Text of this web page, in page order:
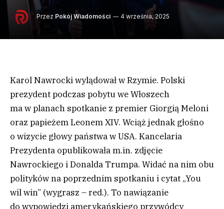
Przez Pokój Wiadomości 4 września, 2025
Karol Nawrocki wylądował w Rzymie. Polski
prezydent podczas pobytu we Włoszech
ma w planach spotkanie z premier Giorgią Meloni
oraz papieżem Leonem XIV. Wciąż jednak głośno
o wizycie głowy państwa w USA. Kancelaria
Prezydenta opublikowała m.in. zdjęcie
Nawrockiego i Donalda Trumpa. Widać na nim obu
polityków na poprzednim spotkaniu i cytat „You
wil win” (wygrasz – red.). To nawiązanie
do wypowiedzi amerykańskiego przywódcy